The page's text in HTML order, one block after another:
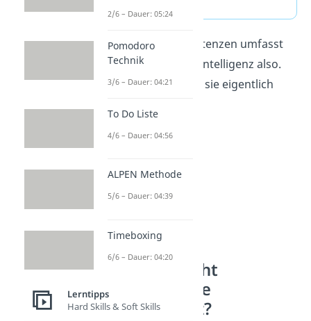
All diese Kompetenzen umfasst
die emotionale Intelligenz also.
Aberfür wen
ist sie eigentlich
Wer braucht
emotionale
Intelligenz?
2/6 – Dauer: 05:24
Pomodoro
Technik
3/6 – Dauer: 04:21
To Do Liste
4/6 – Dauer: 04:56
ALPEN Methode
5/6 – Dauer: 04:39
Timeboxing
6/6 – Dauer: 04:20
Lerntipps
Hard Skills & Soft Skills